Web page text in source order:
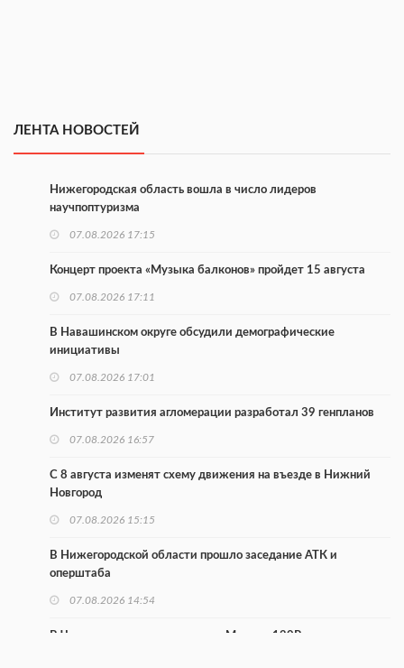
ЛЕНТА НОВОСТЕЙ
Нижегородская область вошла в число лидеров
научпоптуризма
07.08.2026 17:15
Концерт проекта «Музыка балконов» пройдет 15 августа
07.08.2026 17:11
В Навашинском округе обсудили демографические
инициативы
07.08.2026 17:01
Институт развития агломерации разработал 39 генпланов
07.08.2026 16:57
С 8 августа изменят схему движения на въезде в Нижний
Новгород
07.08.2026 15:15
В Нижегородской области прошло заседание АТК и
оперштаба
07.08.2026 14:54
В Чкаловске спустили на воду «Метеор-120Р»